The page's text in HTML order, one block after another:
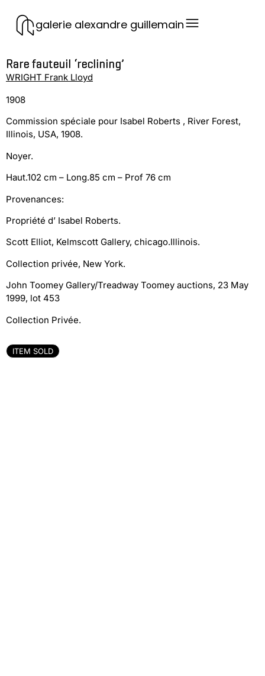
galerie alexandre guillemain
Rare fauteuil ‘reclining’
WRIGHT Frank Lloyd
1908
Commission spéciale pour Isabel Roberts , River Forest,
Illinois, USA, 1908.
Noyer.
Haut.102 cm – Long.85 cm – Prof 76 cm
Provenances:
Propriété d’ Isabel Roberts.
Scott Elliot, Kelmscott Gallery, chicago.Illinois.
Collection privée, New York.
John Toomey Gallery/Treadway Toomey auctions, 23 May
1999, lot 453
Collection Privée.
ITEM SOLD